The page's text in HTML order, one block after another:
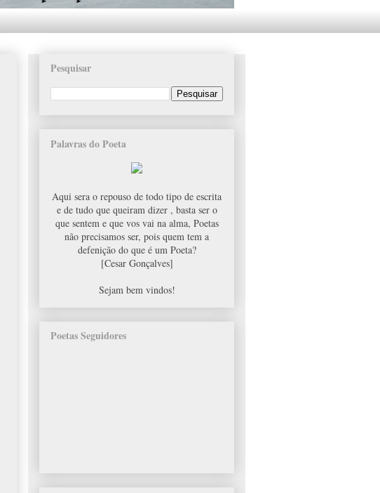
Pesquisar
Palavras do Poeta
Aqui sera o repouso de todo tipo de escrita
e de tudo que queiram dizer , basta ser o
que sentem e que vos vai na alma, Poetas
não precisamos ser, pois quem tem a
defenição do que é um Poeta?
[Cesar Gonçalves]
Sejam bem vindos!
Poetas Seguidores